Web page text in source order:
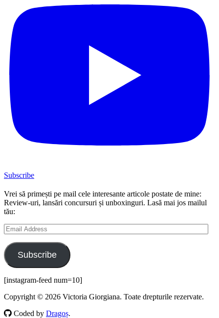
Subscribe
Vrei să primești pe mail cele interesante articole postate de mine:
Review-uri, lansări concursuri și unboxinguri. Lasă mai jos mailul
tău:
Email
Address
Subscribe
[instagram-feed num=10]
Copyright © 2026 Victoria Giorgiana. Toate drepturile rezervate.
Coded by Dragoș.